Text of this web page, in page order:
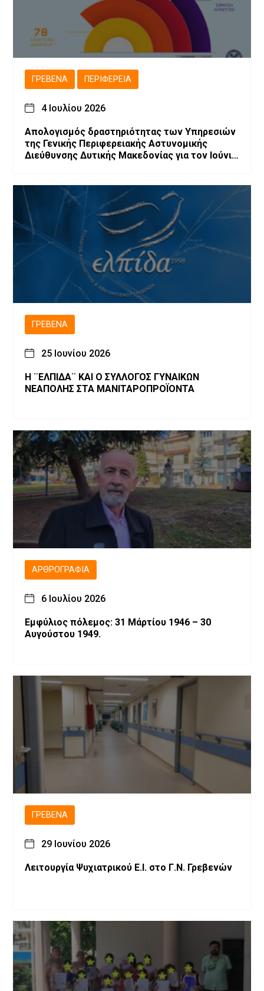
ΓΡΕΒΕΝΆ ΠΕΡΙΦΈΡΕΙΑ
4 Ιουλίου 2026
Απολογισμός δραστηριότητας των Υπηρεσιών
της Γενικής Περιφερειακής Αστυνομικής
Διεύθυνσης Δυτικής Μακεδονίας για τον Ιούνιο
ΓΡΕΒΕΝΆ
25 Ιουνίου 2026
Η ¨ΕΛΠΙΔΑ¨ ΚΑΙ Ο ΣΥΛΛΟΓΟΣ ΓΥΝΑΙΚΩΝ
ΝΕΑΠΟΛΗΣ ΣΤΑ ΜΑΝΙΤΑΡΟΠΡΟΪΟΝΤΑ
ΑΡΘΡΟΓΡΑΦΊΑ
6 Ιουλίου 2026
Εμφύλιος πόλεμος: 31 Μάρτίου 1946 – 30
Αυγούστου 1949.
ΓΡΕΒΕΝΆ
29 Ιουνίου 2026
Λειτουργία Ψυχιατρικού Ε.Ι. στο Γ.Ν. Γρεβενών